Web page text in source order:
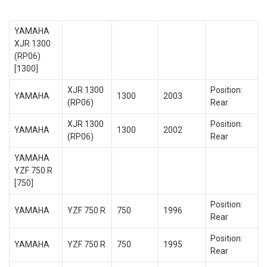
YAMAHA
XJR 1300
(RP06)
[1300]
YAMAHA
XJR 1300
(RP06)
1300 2003
Position:
Rear
YAMAHA
XJR 1300
(RP06)
1300 2002
Position:
Rear
YAMAHA
YZF 750 R
[750]
YAMAHA YZF 750 R 750 1996
Position:
Rear
YAMAHA YZF 750 R 750 1995
Position:
Rear